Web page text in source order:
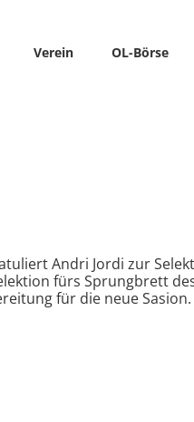
Verein OL-Börse
Andri Jordi zur
fürs Sprungbrett
für die neue Sasion.